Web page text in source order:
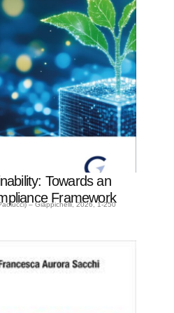
Towards an
Framework
– Giappichelli, 2026, 1-250